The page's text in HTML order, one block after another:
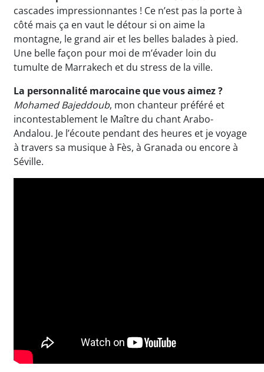
cascades impressionnantes ! Ce n’est pas la porte à
côté mais ça en vaut le détour si on aime la
montagne, le grand air et les belles balades à pied.
Une belle façon pour moi de m’évader loin du
tumulte de Marrakech et du stress de la ville.
La personnalité marocaine que vous aimez ?
Mohamed Bajeddoub, mon chanteur préféré et
incontestablement le Maître du chant Arabo-
Andalou. Je l’écoute pendant des heures et je voyage
à travers sa musique à Fès, à Granada ou encore à
Séville.